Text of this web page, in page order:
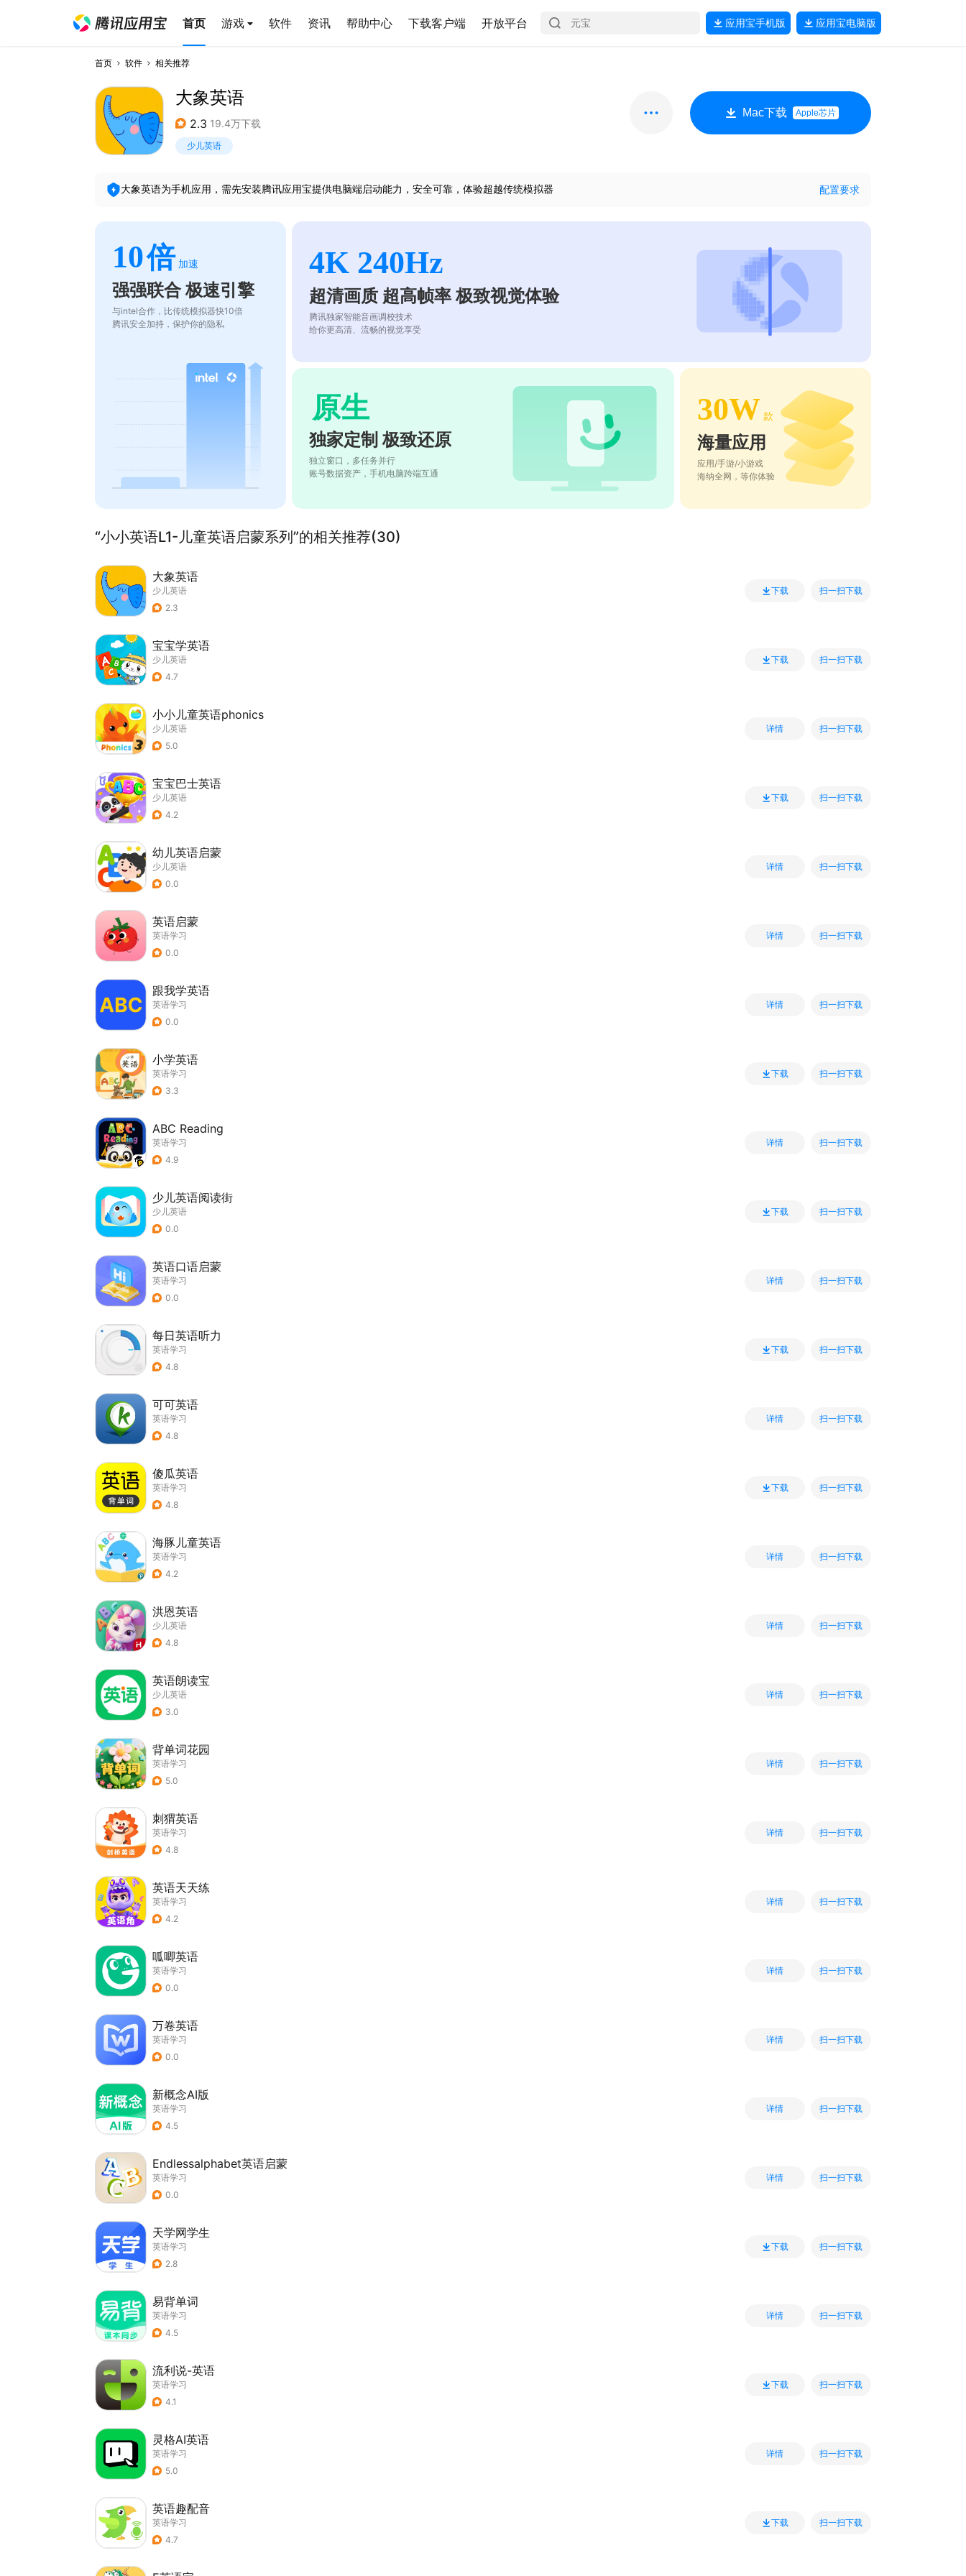
首页 游戏 软件 资讯 帮助中心 下载客户端 开放平台 应用宝手机版 应用宝电脑版
首页 软件 相关推荐
大象英语
2.3 19.4万下载
少儿英语
Mac下载 Apple芯片
大象英语为手机应用，需先安装腾讯应用宝提供电脑端启动能力，安全可靠，体验超越传统模拟器 配置要求
10倍 加速
强强联合 极速引擎
与intel合作，比传统模拟器快10倍
腾讯安全加持，保护你的隐私
4K 240Hz
超清画质 超高帧率 极致视觉体验
腾讯独家智能音画调校技术
给你更高清、流畅的视觉享受
原生
独家定制 极致还原
独立窗口，多任务并行
账号数据资产，手机电脑跨端互通
30W 款
海量应用
应用/手游/小游戏
海纳全网，等你体验
“小小英语L1-儿童英语启蒙系列”的相关推荐(30)
大象英语
少儿英语
2.3
下载 扫一扫下载
宝宝学英语
少儿英语
4.7
下载 扫一扫下载
小小儿童英语phonics
少儿英语
5.0
详情 扫一扫下载
宝宝巴士英语
少儿英语
4.2
下载 扫一扫下载
幼儿英语启蒙
少儿英语
0.0
详情 扫一扫下载
英语启蒙
英语学习
0.0
详情 扫一扫下载
跟我学英语
英语学习
0.0
详情 扫一扫下载
小学英语
英语学习
3.3
下载 扫一扫下载
ABC Reading
英语学习
4.9
详情 扫一扫下载
少儿英语阅读街
少儿英语
0.0
下载 扫一扫下载
英语口语启蒙
英语学习
0.0
详情 扫一扫下载
每日英语听力
英语学习
4.8
下载 扫一扫下载
可可英语
英语学习
4.8
详情 扫一扫下载
傻瓜英语
英语学习
4.8
下载 扫一扫下载
海豚儿童英语
英语学习
4.2
详情 扫一扫下载
洪恩英语
少儿英语
4.8
详情 扫一扫下载
英语朗读宝
少儿英语
3.0
详情 扫一扫下载
背单词花园
英语学习
5.0
详情 扫一扫下载
刺猬英语
英语学习
4.8
详情 扫一扫下载
英语天天练
英语学习
4.2
详情 扫一扫下载
呱唧英语
英语学习
0.0
详情 扫一扫下载
万卷英语
英语学习
0.0
详情 扫一扫下载
新概念AI版
英语学习
4.5
详情 扫一扫下载
Endlessalphabet英语启蒙
英语学习
0.0
详情 扫一扫下载
天学网学生
英语学习
2.8
下载 扫一扫下载
易背单词
英语学习
4.5
详情 扫一扫下载
流利说-英语
英语学习
4.1
下载 扫一扫下载
灵格AI英语
英语学习
5.0
详情 扫一扫下载
英语趣配音
英语学习
4.7
下载 扫一扫下载